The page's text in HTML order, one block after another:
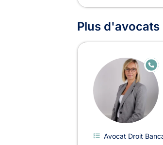
Plus d'avocats
E
N
Avocat Droit